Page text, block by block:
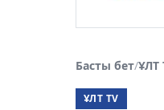
Басты бет/ҰЛТ
ҰЛТ TV